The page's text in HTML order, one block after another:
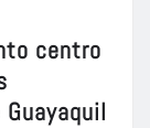
centro